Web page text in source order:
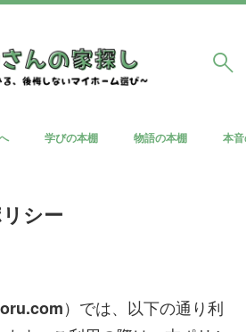
学びの本棚 物語の本棚 本
シー
）では、以下の通り利